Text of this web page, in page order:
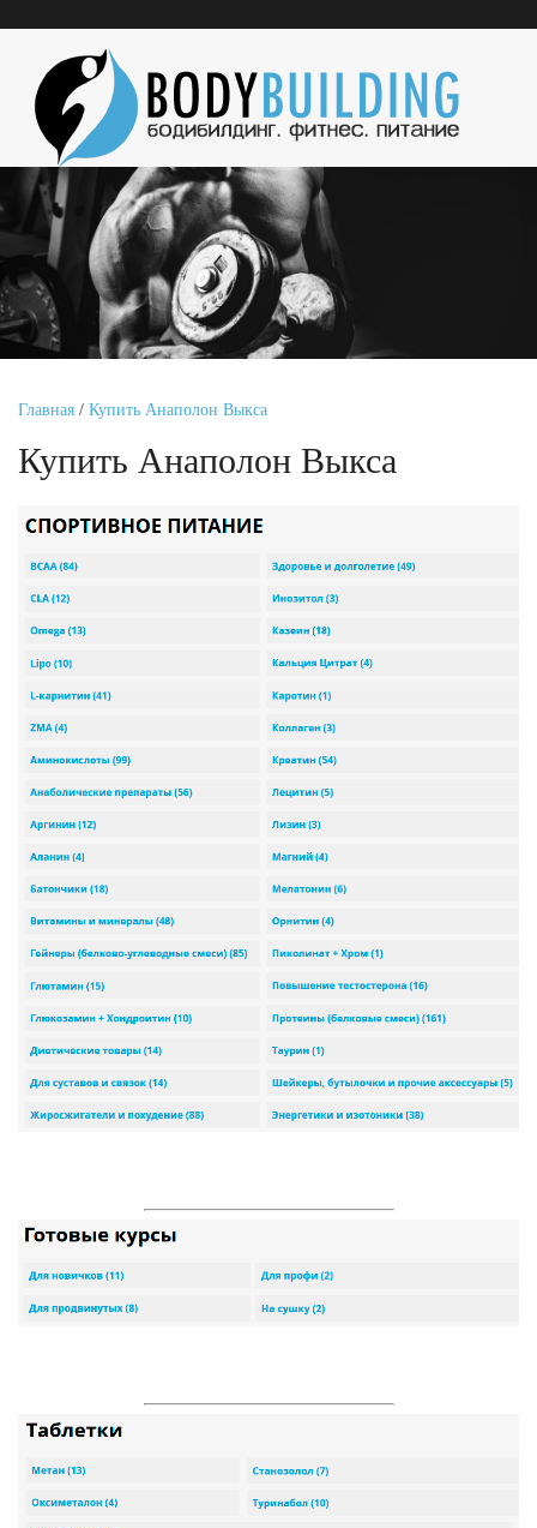
Главная / Купить Анаполон Выкса
Купить Анаполон Выкса